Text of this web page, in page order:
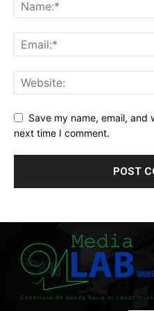
Save my name, email,
next time I comment.